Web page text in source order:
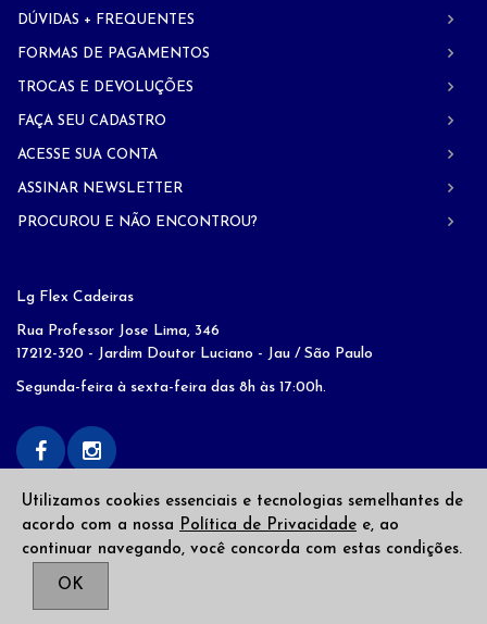
DÚVIDAS + FREQUENTES
FORMAS DE PAGAMENTOS
TROCAS E DEVOLUÇÕES
FAÇA SEU CADASTRO
ACESSE SUA CONTA
ASSINAR NEWSLETTER
PROCUROU E NÃO ENCONTROU?
Lg Flex Cadeiras
Rua Professor Jose Lima, 346
17212-320 - Jardim Doutor Luciano - Jau / São Paulo
Segunda-feira à sexta-feira das 8h às 17:00h.
Utilizamos cookies essenciais e tecnologias semelhantes de
acordo com a nossa Política de Privacidade e, ao
continuar navegando, você concorda com estas condições.
OK